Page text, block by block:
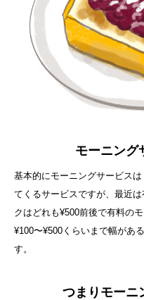
モーニング
基本的にモーニングサービス
てくるサービスですが、最近
クはどれも¥500前後で有料の
¥100〜¥500くらいまで幅があ
す。
つまりモー